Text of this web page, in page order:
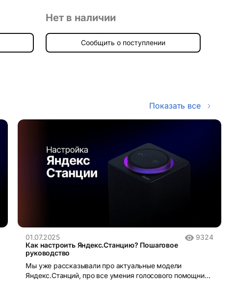
Нет в наличии
Сообщить о поступлении
Показать все
01.07.2025
9324
Как настроить Яндекс.Станцию? Пошаговое
руководство
Мы уже рассказывали про актуальные модели
Яндекс.Станций, про все умения голосового помощника